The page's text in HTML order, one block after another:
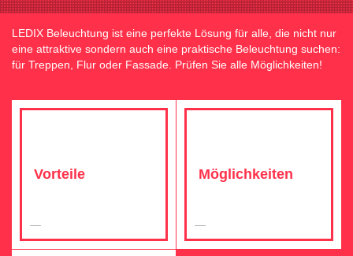
LEDIX Beleuchtung ist eine perfekte Lösung für alle, die nicht nur
eine attraktive sondern auch eine praktische Beleuchtung suchen:
für Treppen, Flur oder Fassade. Prüfen Sie alle Möglichkeiten!
Vorteile Möglichkeiten